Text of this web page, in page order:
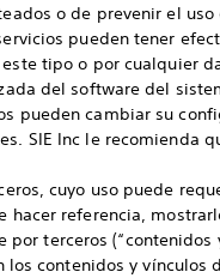
o de prevenir el
pueden tener
tipo o por cualquier
del software del
pueden cambiar su
SIE Inc le recomienda
cuyo uso puede
referencia,
terceros (“contenidos
contenidos y